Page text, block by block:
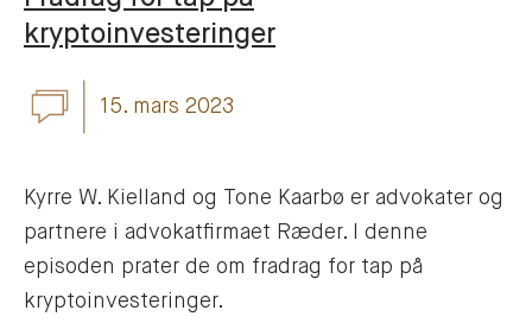
kryptoinvesteringer
15. mars 2023
Kyrre W. Kielland og Tone Kaarbø er advokater og
partnere i advokatfirmaet Ræder. I denne
episoden prater de om fradrag for tap på
kryptoinvesteringer.